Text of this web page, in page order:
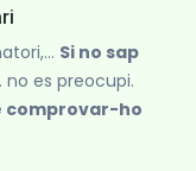
Si no sap
no es preocupi.
comprovar-ho